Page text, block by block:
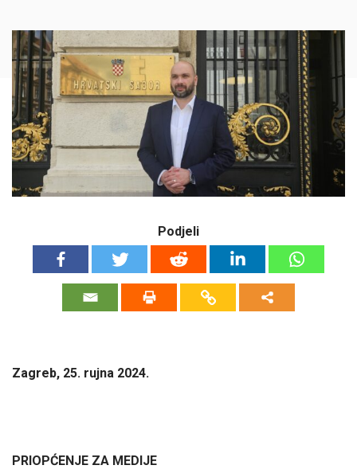
Podjeli
Zagreb, 25. rujna 2024.
PRIOPĆENJE ZA MEDIJE